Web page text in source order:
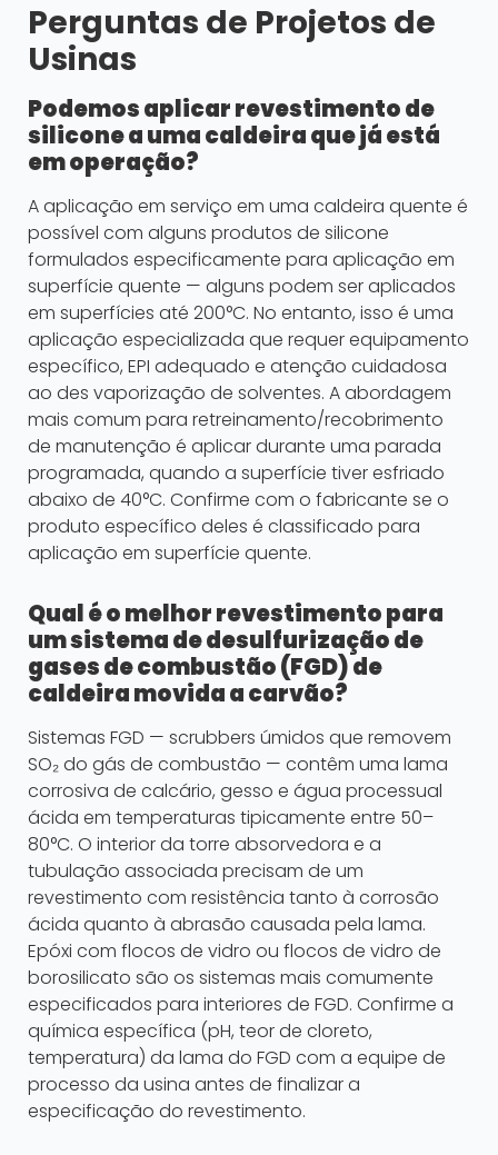
Perguntas de Projetos de
Usinas
Podemos aplicar revestimento de
silicone a uma caldeira que já está
em operação?
A aplicação em serviço em uma caldeira quente é
possível com alguns produtos de silicone
formulados especificamente para aplicação em
superfície quente — alguns podem ser aplicados
em superfícies até 200°C. No entanto, isso é uma
aplicação especializada que requer equipamento
específico, EPI adequado e atenção cuidadosa
ao des vaporização de solventes. A abordagem
mais comum para retreinamento/recobrimento
de manutenção é aplicar durante uma parada
programada, quando a superfície tiver esfriado
abaixo de 40°C. Confirme com o fabricante se o
produto específico deles é classificado para
aplicação em superfície quente.
Qual é o melhor revestimento para
um sistema de desulfurização de
gases de combustão (FGD) de
caldeira movida a carvão?
Sistemas FGD — scrubbers úmidos que removem
SO₂ do gás de combustão — contêm uma lama
corrosiva de calcário, gesso e água processual
ácida em temperaturas tipicamente entre 50–
80°C. O interior da torre absorvedora e a
tubulação associada precisam de um
revestimento com resistência tanto à corrosão
ácida quanto à abrasão causada pela lama.
Epóxi com flocos de vidro ou flocos de vidro de
borosilicato são os sistemas mais comumente
especificados para interiores de FGD. Confirme a
química específica (pH, teor de cloreto,
temperatura) da lama do FGD com a equipe de
processo da usina antes de finalizar a
especificação do revestimento.